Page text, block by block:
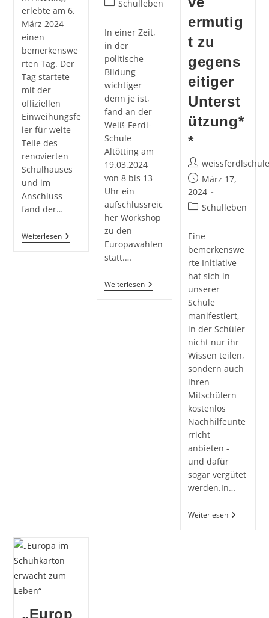
erlebte am 6.
März 2024
einen
bemerkenswe
rten Tag. Der
Tag startete
mit der
offiziellen
Einweihungsfe
ier für weite
Teile des
renovierten
Schulhauses
und im
Anschluss
fand der…
WeiterlesenEinweihungsfeier
Und
Beitrags-
Schulleben
In einer Zeit,
in der
politische
Bildung
wichtiger
denn je ist,
fand an der
Weiß-Ferdl-
Schule
Altötting am
19.03.2024
von 8 bis 13
Uhr ein
aufschlussreic
her Workshop
zu den
Europawahlen
statt.…
Weiterlesen**Europawahlen
Im
Lehrreicher
Workshop**
ermutig
t zu
gegens
eitiger
Unterst
ützung*
*
Beitrags-
Autor:
weissferdlschule
Beitrag
veröffentlicht:
März 17,
2024
Beitrags-
Schulleben
Eine
bemerkenswe
rte Initiative
hat sich in
unserer
Schule
manifestiert,
in der Schüler
nicht nur ihr
Wissen teilen,
sondern auch
ihren
Mitschülern
kostenlos
Nachhilfeunte
rricht
anbieten -
und dafür
sogar vergütet
werden.In…
Weiterlesen**Schüler
Helfen
„Europ